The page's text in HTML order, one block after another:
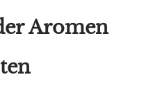
Aromen